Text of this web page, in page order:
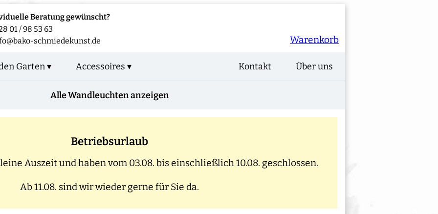
Beratung gewünscht?
01 / 98 53 63
schmiedekunst.de
Warenkorb
Garten ▾ Accessoires ▾ Über uns
Kontakt
Alle Wandleuchten anzeigen
Betriebsurlaub
Auszeit und haben vom 03.08. bis einschließlich 10.08. geschlossen.
Ab 11.08. sind wir wieder gerne für Sie da.